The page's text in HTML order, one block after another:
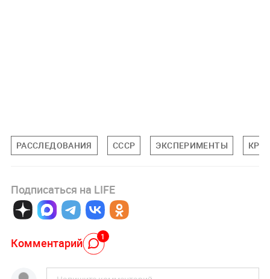
РАССЛЕДОВАНИЯ СССР ЭКСПЕРИМЕНТЫ
Подписаться на LIFE
Комментарий 1